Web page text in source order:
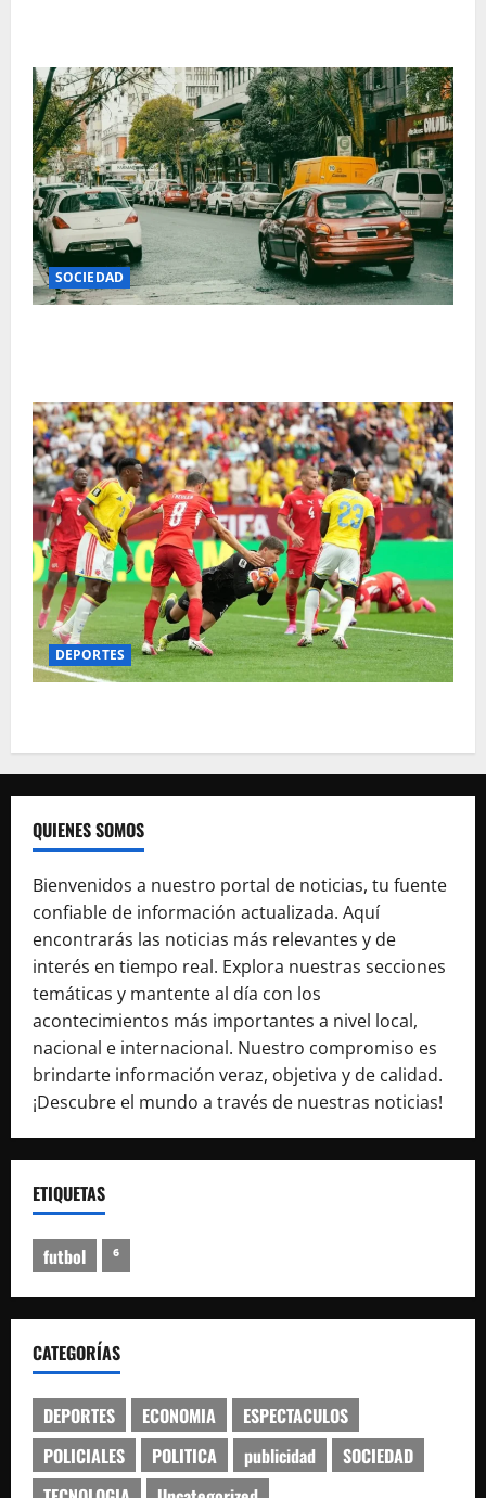
SOCIEDAD
DEPORTES
QUIENES SOMOS
Bienvenidos a nuestro portal de noticias, tu fuente
confiable de información actualizada. Aquí
encontrarás las noticias más relevantes y de
interés en tiempo real. Explora nuestras secciones
temáticas y mantente al día con los
acontecimientos más importantes a nivel local,
nacional e internacional. Nuestro compromiso es
brindarte información veraz, objetiva y de calidad.
¡Descubre el mundo a través de nuestras noticias!
ETIQUETAS
futbol ⁶
CATEGORÍAS
DEPORTES ECONOMIA
ESPECTACULOS
POLICIALES
POLITICA publicidad
SOCIEDAD